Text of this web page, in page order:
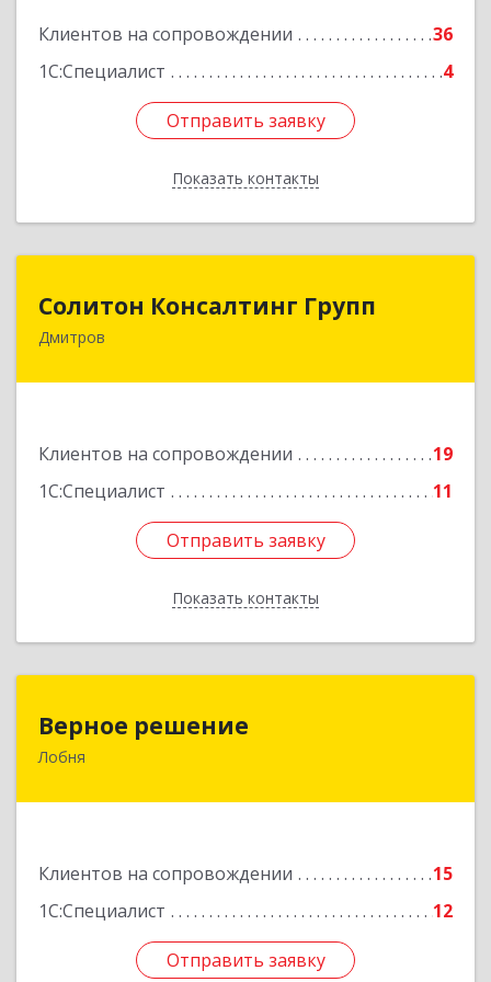
Клиентов на сопровождении
36
1С:Специалист
4
Отправить заявку
Показать контакты
Отправить заявку
Назад
Солитон Консалтинг Групп
Дмитров
Клиентов на сопровождении
19
1С:Специалист
11
Отправить заявку
Показать контакты
141804, Московская обл, г.о. Дмитровский,
Отправить заявку
Назад
Верное решение
Лобня
Клиентов на сопровождении
15
1С:Специалист
12
Отправить заявку
141730, Московская обл, Лобня г, Чехова ул,
Отправить заявку